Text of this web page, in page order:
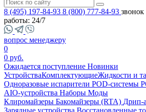
8 (495) 197-84-93 8 (800) 777-84-93
работы: 24/7
вопрос менеджеру
0
0 руб.
Ожидается поступление Новинки
УстройстваКомплектующиеЖидкости и
Одноразовые испарители POD-системы
AIO-устройства Наборы Моды
Клиромайзеры Бакомайзеры (RTA) Дрип-
Зарядные устройства Восстановленные